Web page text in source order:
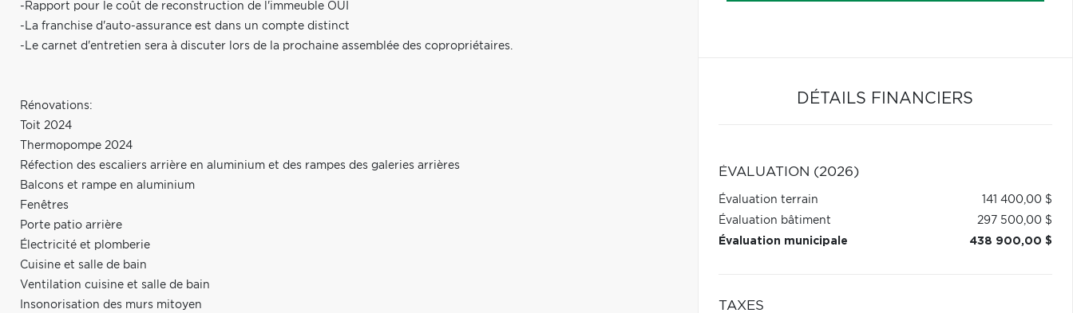
-Rapport pour le coût de reconstruction de l'immeuble OUI
-La franchise d'auto-assurance est dans un compte distinct
-Le carnet d'entretien sera à discuter lors de la prochaine assemblée des copropriétaires.
Rénovations:
Toit 2024
Thermopompe 2024
Réfection des escaliers arrière en aluminium et des rampes des galeries arrières
Balcons et rampe en aluminium
Fenêtres
Porte patio arrière
Électricité et plomberie
Cuisine et salle de bain
Ventilation cuisine et salle de bain
Insonorisation des murs mitoyen
DÉTAILS FINANCIERS
ÉVALUATION (2026)
Évaluation terrain
141 400,00 $
Évaluation bâtiment
297 500,00 $
Évaluation municipale
438 900,00 $
TAXES